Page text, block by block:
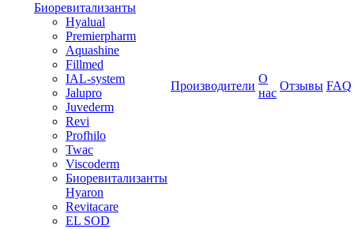
Биоревитализанты
Hyalual
Premierpharm
Aquashine
Fillmed
IAL-system
Jalupro
Juvederm
Revi
Profhilo
Twac
Viscoderm
Биоревитализанты
Hyaron
Revitacare
EL SOD
Производители
О
нас
Отзывы FAQ